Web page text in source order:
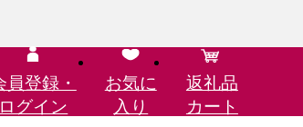
員登録・
ログイン
お気に
入り
返礼品
カート